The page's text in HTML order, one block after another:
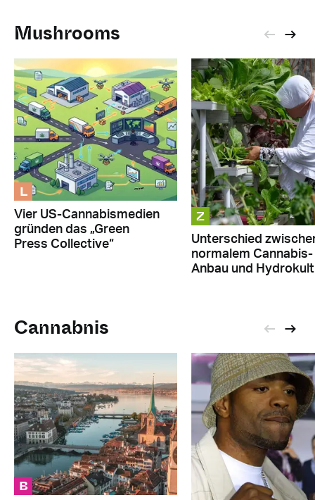
Mushrooms
L
Vier US-Cannabismedien
gründen das „Green
Press Collective“
Z
Unterschied
normalem Cannabis-
Anbau und
Cannabnis
B